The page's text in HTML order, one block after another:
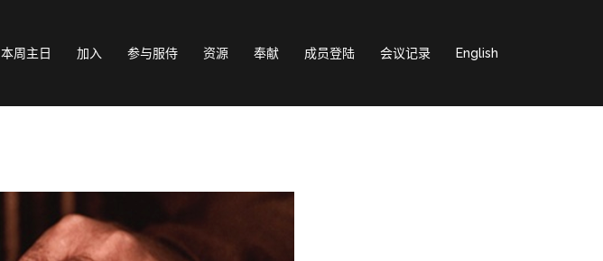
本周主日 加入 参与服侍 资源 奉献 成员登陆 会议记录 English